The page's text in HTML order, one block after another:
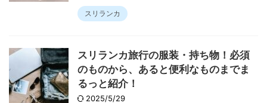
スリランカ
スリランカ旅行の服装・持ち物！必須
のものから、あると便利なものまでま
るっと紹介！
2025/5/29